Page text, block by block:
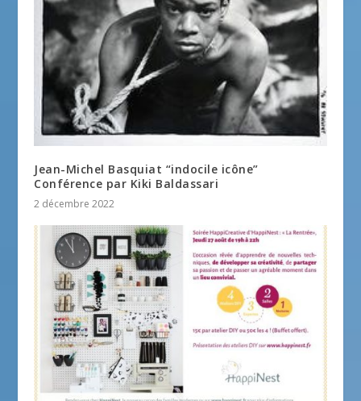
Jean-Michel Basquiat “indocile icône”
Conférence par Kiki Baldassari
2 décembre 2022